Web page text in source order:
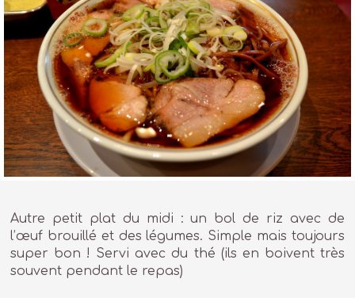
Autre petit plat du midi : un bol de riz avec de
l’œuf brouillé et des légumes. Simple mais toujours
super bon ! Servi avec du thé (ils en boivent très
souvent pendant le repas)